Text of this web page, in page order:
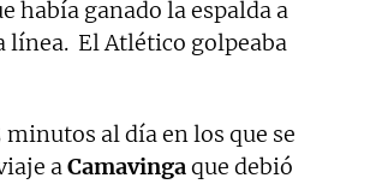
había ganado la espalda a
línea. El Atlético golpeaba
minutos al día en los que se
aCamavingaque debió